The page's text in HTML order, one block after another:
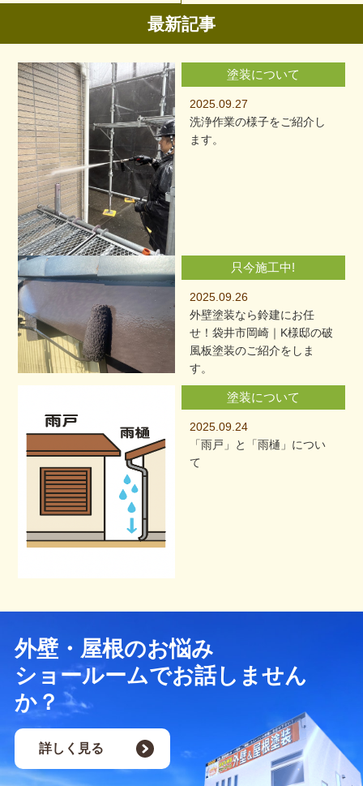
最新記事
塗装について
2025.09.27
洗浄作業の様子をご紹介し
ます。
只今施工中!
2025.09.26
外壁塗装なら鈴建にお任
せ！袋井市岡崎｜K様邸の破
風板塗装のご紹介をしま
す。
塗装について
2025.09.24
「雨戸」と「雨樋」につい
て
外壁・屋根のお悩み
ショールームでお話しません
か？
詳しく見る